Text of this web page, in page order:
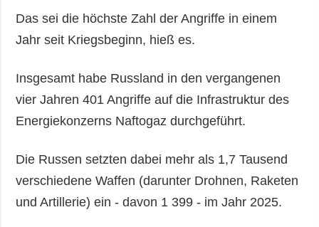
ZUSÄTZLICH
Veröffentlichungen
Fotos
Video
LEISTUNGEN
Abonnement
Das sei die höchste Zahl der Angriffe in einem
Jahr seit Kriegsbeginn, hieß es.
Insgesamt habe Russland in den vergangenen
vier Jahren 401 Angriffe auf die Infrastruktur des
Energiekonzerns Naftogaz durchgeführt.
Die Russen setzten dabei mehr als 1,7 Tausend
verschiedene Waffen (darunter Drohnen, Raketen
und Artillerie) ein - davon 1 399 - im Jahr 2025.